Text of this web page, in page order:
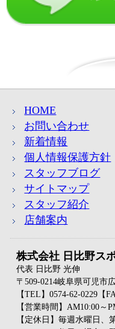
HOME
お問い合わせ
新着情報
個人情報保護方針
スタッフブログ
サイトマップ
スタッフ紹介
店舗案内
株式会社 日比野ス
代表 日比野 光伸
〒509-0214岐阜県可児市
【TEL】0574-62-0229【
【営業時間】AM10:00～
【定休日】毎週水曜日、